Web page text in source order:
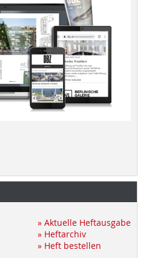
» Aktuelle Heftausgabe
» Heftarchiv
» Heft bestellen